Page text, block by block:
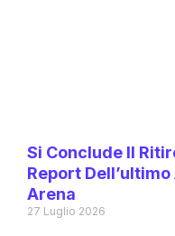
Si Conclude Il
Report
Arena
27 Luglio 2026